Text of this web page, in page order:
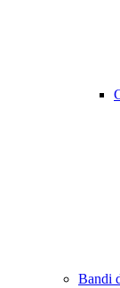
Bandi